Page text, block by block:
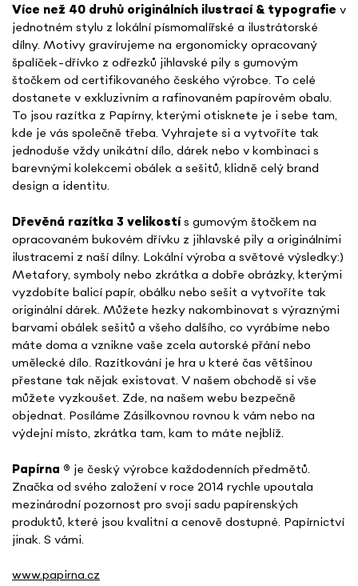
Více než 40 druhů originálních ilustrací & typografie v
jednotném stylu z lokální písmomalířské a ilustrátorské
dílny. Motivy gravírujeme na ergonomicky opracovaný
špalíček-dřívko z odřezků jihlavské pily s gumovým
štočkem od certifikovaného českého výrobce. To celé
dostanete v exkluzivním a rafinovaném papírovém obalu.
To jsou razítka z Papírny, kterými otisknete je i sebe tam,
kde je vás společně třeba. Vyhrajete si a vytvoříte tak
jednoduše vždy unikátní dílo, dárek nebo v kombinaci s
barevnými kolekcemi obálek a sešitů, klidně celý brand
design a identitu.
Dřevěná razítka 3 velikostís gumovým štočkem na
opracovaném bukovém dřívku z jihlavské pily a originálními
ilustracemi z naší dílny. Lokální výroba a světové výsledky:)
Metafory, symboly nebo zkrátka a dobře obrázky, kterými
vyzdobíte balicí papír, obálku nebo sešit a vytvoříte tak
originální dárek. Můžete hezky nakombinovat s výraznými
barvami obálek sešitů a všeho dalšího, co vyrábíme nebo
máte doma a vznikne vaše zcela autorské přání nebo
umělecké dílo. Razítkování je hra u které čas většinou
přestane tak nějak existovat. V našem obchodě si vše
můžete vyzkoušet. Zde, na našem webu bezpečně
objednat. Posíláme Zásilkovnou rovnou k vám nebo na
výdejní místo, zkrátka tam, kam to máte nejblíž.
Papírna ® je český výrobce každodenních předmětů.
Značka od svého založení v roce 2014 rychle upoutala
mezinárodní pozornost pro svoji sadu papírenských
produktů, které jsou kvalitní a cenově dostupné. Papírnictví
jinak. S vámi.
www.papirna.cz